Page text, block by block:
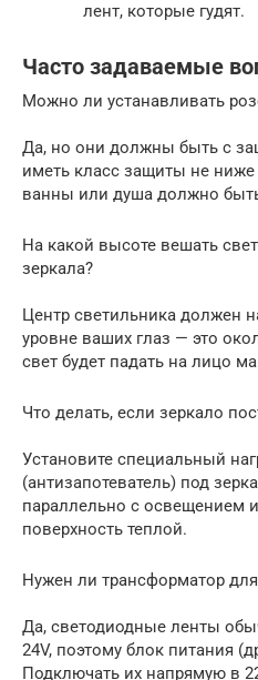
лент, которые гудят.
Часто задаваемые
Можно ли устанавливать
Да, но они должны быть с
иметь класс защиты не ниже
ванны или душа должно
На какой высоте вешать
зеркала?
Центр светильника должен
уровне ваших глаз — это
свет будет падать на лицо
Что делать, если зеркало
Установите специальный
(антизапотеватель) под
параллельно с освещением
поверхность теплой.
Нужен ли трансформатор
Да, светодиодные ленты
24V, поэтому блок питания
Подключать их напрямую в